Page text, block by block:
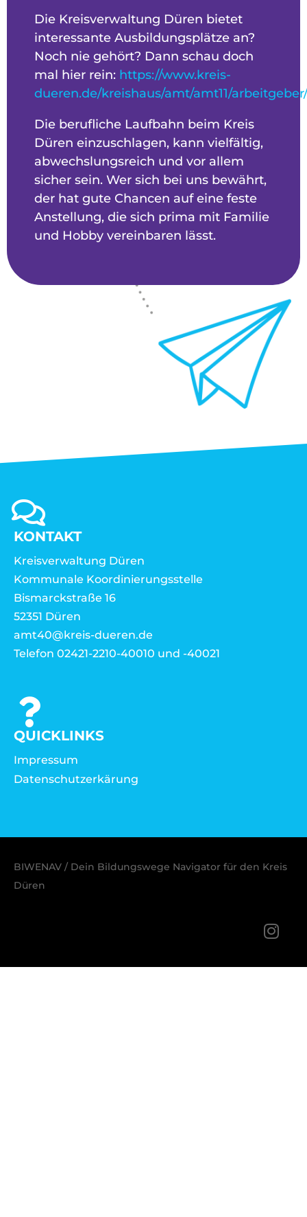
Die Kreisverwaltung Düren bietet
interessante Ausbildungsplätze an?
Noch nie gehört? Dann schau doch
mal hier rein: https://www.kreis-
dueren.de/kreishaus/amt/amt11/
Die berufliche Laufbahn beim Kreis
Düren einzuschlagen, kann vielfältig,
abwechslungsreich und vor allem
sicher sein. Wer sich bei uns bewährt,
der hat gute Chancen auf eine feste
Anstellung, die sich prima mit Familie
und Hobby vereinbaren lässt.
KONTAKT
Kreisverwaltung Düren
Kommunale Koordinierungsstelle
Bismarckstraße 16
52351 Düren
amt40@kreis-dueren.de
Telefon 02421-2210-40010 und -40021
QUICKLINKS
Impressum
Datenschutzerkärung
BIWENAV / Dein Bildungswege Navigator für den Kreis
Düren